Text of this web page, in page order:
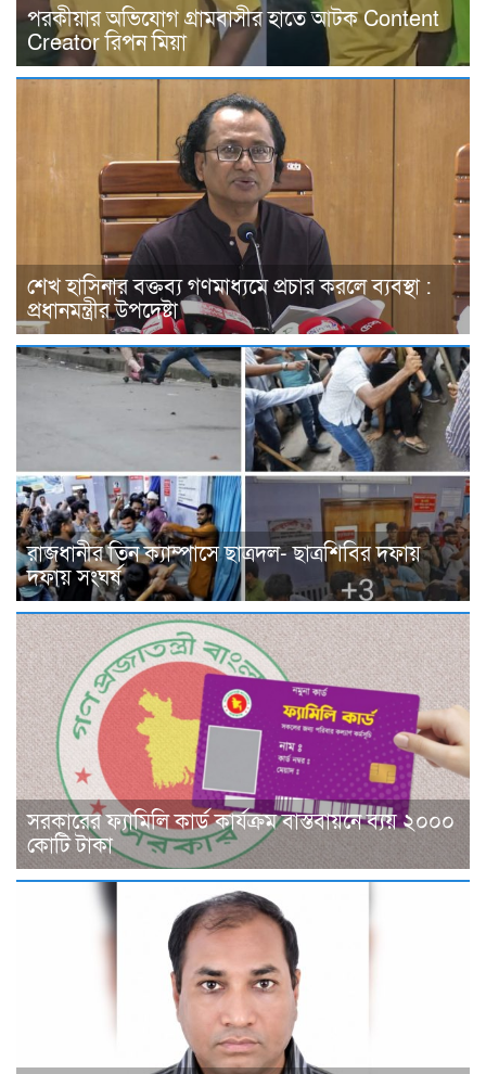
পরকীয়ার অভিযোগ গ্রামবাসীর হাতে আটক Content
Creator রিপন মিয়া
শেখ হাসিনার বক্তব্য গণমাধ্যমে প্রচার করলে ব্যবস্থা :
প্রধানমন্ত্রীর উপদেষ্টা
রাজধানীর তিন ক্যাম্পাসে ছাত্রদল- ছাত্রশিবির দফায়
দফায় সংঘর্ষ
সরকারের ফ্যামিলি কার্ড কার্যক্রম বাস্তবায়নে ব্যয় ২০০০
কোটি টাকা